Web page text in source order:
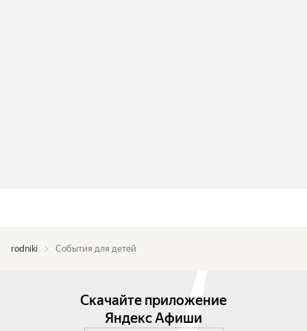
rodniki События для детей
Скачайте приложение
Яндекс Афиши